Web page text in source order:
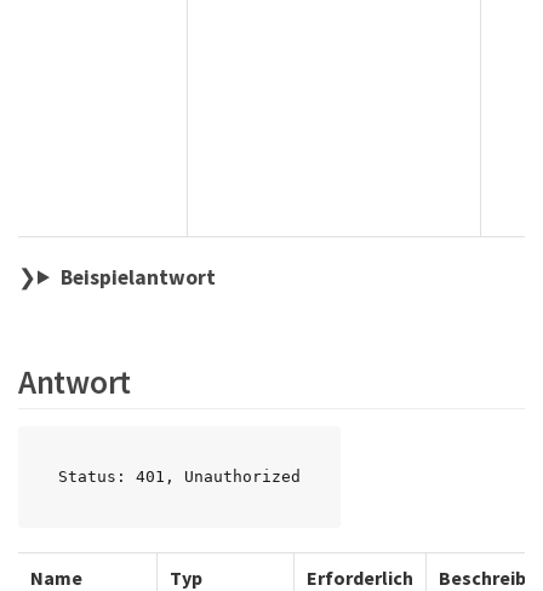
Beispielantwort
Antwort
Status: 401, Unauthorized
Name Typ Erforderlich